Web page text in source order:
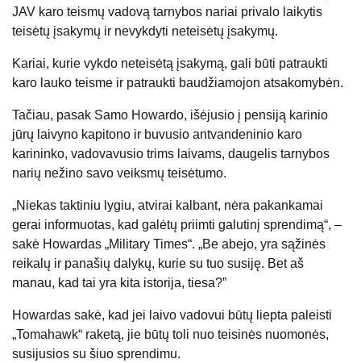
JAV karo teismų vadovą tarnybos nariai privalo laikytis
teisėtų įsakymų ir nevykdyti neteisėtų įsakymų.
Kariai, kurie vykdo neteisėtą įsakymą, gali būti patraukti
karo lauko teisme ir patraukti baudžiamojon atsakomybėn.
Tačiau, pasak Samo Howardo, išėjusio į pensiją karinio
jūrų laivyno kapitono ir buvusio antvandeninio karo
karininko, vadovavusio trims laivams, daugelis tarnybos
narių nežino savo veiksmų teisėtumo.
„Niekas taktiniu lygiu, atvirai kalbant, nėra pakankamai
gerai informuotas, kad galėtų priimti galutinį sprendimą“, –
sakė Howardas „Military Times“. „Be abejo, yra sąžinės
reikalų ir panašių dalykų, kurie su tuo susiję. Bet aš
manau, kad tai yra kita istorija, tiesa?”
Howardas sakė, kad jei laivo vadovui būtų liepta paleisti
„Tomahawk“ raketą, jie būtų toli nuo teisinės nuomonės,
susijusios su šiuo sprendimu.